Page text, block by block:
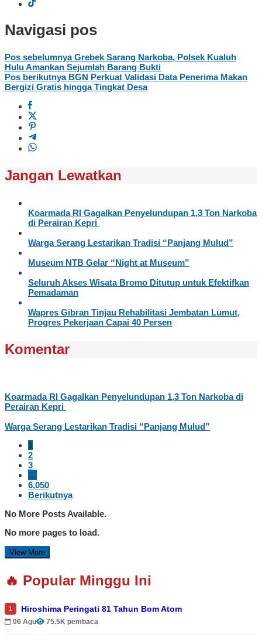
Navigasi pos
Pos sebelumnyaGrebek Sarang Narkoba, Polsek Kualuh
Hulu Amankan Sejumlah Barang Bukti
Pos berikutnyaBGN Perkuat Validasi Data Penerima Makan
Bergizi Gratis hingga Tingkat Desa
Jangan Lewatkan
Koarmada RI Gagalkan Penyelundupan 1,3 Ton Narkoba
di Perairan Kepri
Warga Serang Lestarikan Tradisi “Panjang Mulud”
Museum NTB Gelar “Night at Museum”
Seluruh Akses Wisata Bromo Ditutup untuk Efektifkan
Pemadaman
Wapres Gibran Tinjau Rehabilitasi Jembatan Lumut,
Progres Pekerjaan Capai 40 Persen
Komentar
Koarmada RI Gagalkan Penyelundupan 1,3 Ton Narkoba di
Perairan Kepri
Warga Serang Lestarikan Tradisi “Panjang Mulud”
1
2
3
…
6,050
Berikutnya
No More Posts Available.
No more pages to load.
View More
🔥 Popular Minggu Ini
1 Hiroshima Peringati 81 Tahun Bom Atom
06 Agu 75.5K pembaca